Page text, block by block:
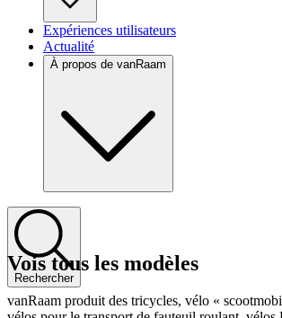
Expériences utilisateurs
Actualité
À propos de vanRaam
Rechercher
Vois tous les modèles
vanRaam produit des tricycles, vélo «